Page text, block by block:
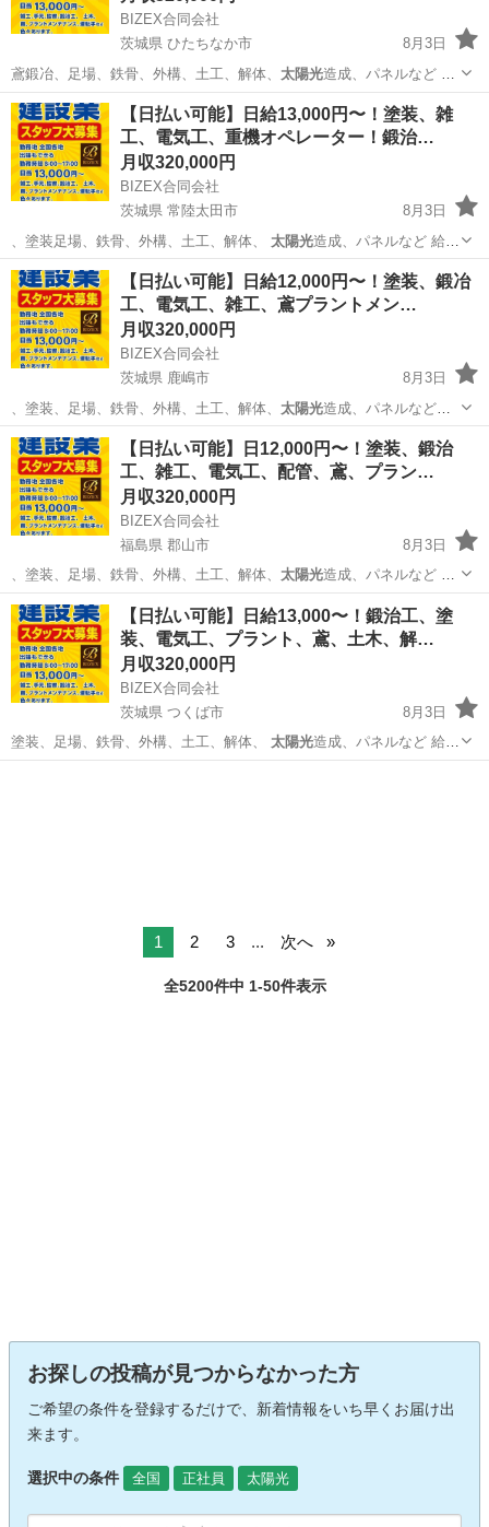
BIZEX合同会社
茨城県 ひたちなか市
8月3日
鳶鍛冶、足場、鉄骨、外構、土工、解体、 太陽光造成、パネルなど 給
料、未経験者13…
茨城 ひたちなか市 その他 協力会社
【日払い可能】日給13,000円〜！塗装、雑
工、電気工、重機オペレーター！鍛治…
月収320,000円
BIZEX合同会社
茨城県 常陸太田市
8月3日
、塗装足場、鉄骨、外構、土工、解体、 太陽光造成、パネルなど 給
料、未経験者12…
茨城 常陸太田市 その他 足場
【日払い可能】日給12,000円〜！塗装、鍛冶
工、電気工、雑工、鳶プラントメン…
月収320,000円
BIZEX合同会社
茨城県 鹿嶋市
8月3日
、塗装、足場、鉄骨、外構、土工、解体、 太陽光造成、パネルなど。
給料、未経験者1…
茨城 鹿嶋市 その他 協力会社
【日払い可能】日12,000円〜！塗装、鍛治
工、雑工、電気工、配管、鳶、プラン…
月収320,000円
BIZEX合同会社
福島県 郡山市
8月3日
、塗装、足場、鉄骨、外構、土工、解体、 太陽光造成、パネルなど 給
料、未経験者13…
福島 郡山市 その他 協力会社
【日払い可能】日給13,000〜！鍛治工、塗
装、電気工、プラント、鳶、土木、解…
月収320,000円
BIZEX合同会社
茨城県 つくば市
8月3日
塗装、足場、鉄骨、外構、土工、解体、 太陽光造成、パネルなど 給
料、未経験者13…
1 2 3 ... 次へ
全5200件中 1-50件表示
お探しの投稿が見つからなかった方
ご希望の条件を登録するだけで、新着情報をいち早くお届け出
来ます。
選択中の条件 全国 正社員 太陽光